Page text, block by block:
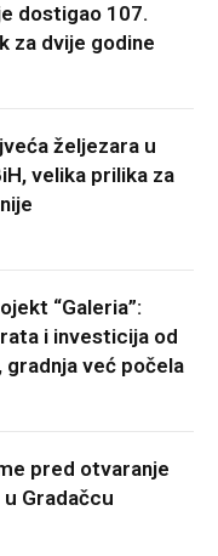
dostigao 107.
za dvije godine
željezara u
velika prilika za
“Galeria”:
i investicija od
gradnja već počela
pred otvaranje
Gradačcu